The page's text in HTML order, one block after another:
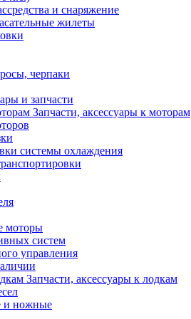
и снаряжение
жилеты
черпаки
и запчасти
Запчасти, аксессуары к моторам
системы охлаждения
моторы
систем
управления
Запчасти, аксессуары к лодкам
и ножные